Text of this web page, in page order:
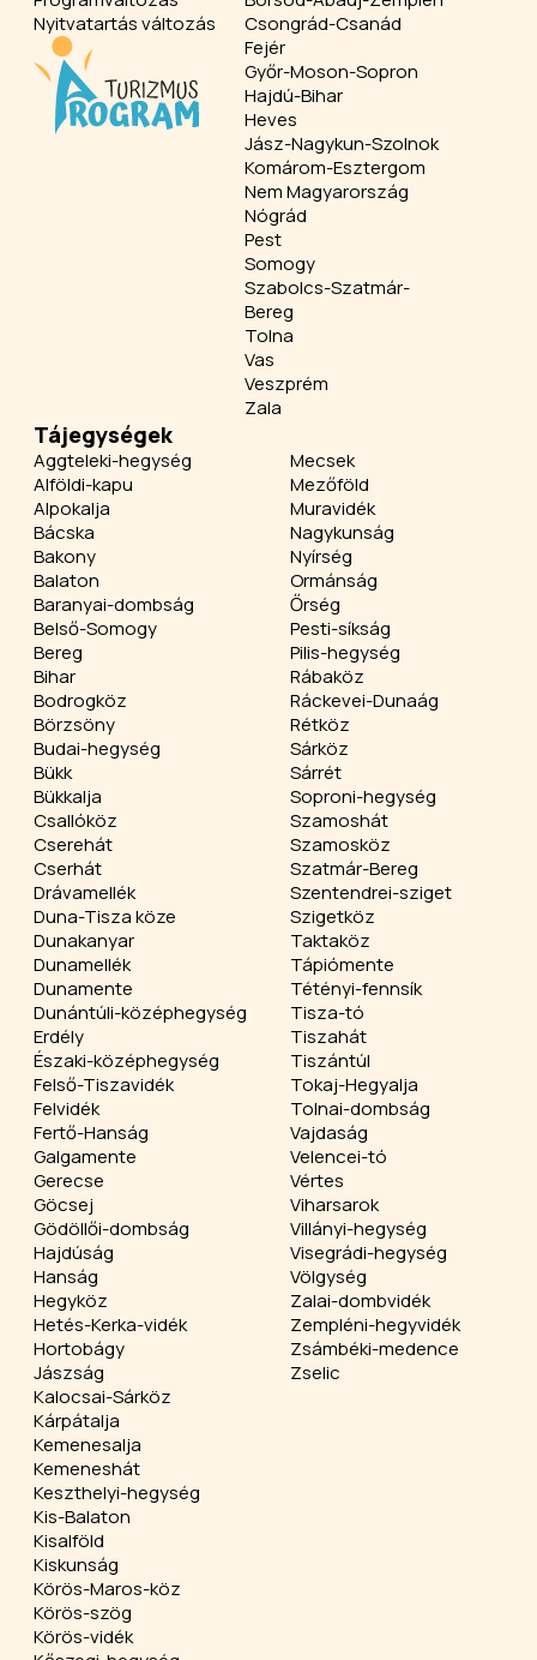
Nyitvatartás változás
Csongrád-Csanád
Fejér
Győr-Moson-Sopron
Hajdú-Bihar
Heves
Jász-Nagykun-Szolnok
Komárom-Esztergom
Nem Magyarország
Nógrád
Pest
Somogy
Szabolcs-Szatmár-
Bereg
Tolna
Vas
Veszprém
Zala
Tájegységek
Aggteleki-hegység
Alföldi-kapu
Alpokalja
Bácska
Bakony
Balaton
Baranyai-dombság
Belső-Somogy
Bereg
Bihar
Bodrogköz
Börzsöny
Budai-hegység
Bükk
Bükkalja
Csallóköz
Cserehát
Cserhát
Drávamellék
Duna-Tisza köze
Dunakanyar
Dunamellék
Dunamente
Dunántúli-középhegység
Erdély
Északi-középhegység
Felső-Tiszavidék
Felvidék
Fertő-Hanság
Galgamente
Gerecse
Göcsej
Gödöllői-dombság
Hajdúság
Hanság
Hegyköz
Hetés-Kerka-vidék
Hortobágy
Jászság
Kalocsai-Sárköz
Kárpátalja
Kemenesalja
Kemeneshát
Keszthelyi-hegység
Kis-Balaton
Kisalföld
Kiskunság
Körös-Maros-köz
Körös-szög
Körös-vidék
Mecsek
Mezőföld
Muravidék
Nagykunság
Nyírség
Ormánság
Őrség
Pesti-síkság
Pilis-hegység
Rábaköz
Ráckevei-Dunaág
Rétköz
Sárköz
Sárrét
Soproni-hegység
Szamoshát
Szamosköz
Szatmár-Bereg
Szentendrei-sziget
Szigetköz
Taktaköz
Tápiómente
Tétényi-fennsík
Tisza-tó
Tiszahát
Tiszántúl
Tokaj-Hegyalja
Tolnai-dombság
Vajdaság
Velencei-tó
Vértes
Viharsarok
Villányi-hegység
Visegrádi-hegység
Völgység
Zalai-dombvidék
Zempléni-hegyvidék
Zsámbéki-medence
Zselic